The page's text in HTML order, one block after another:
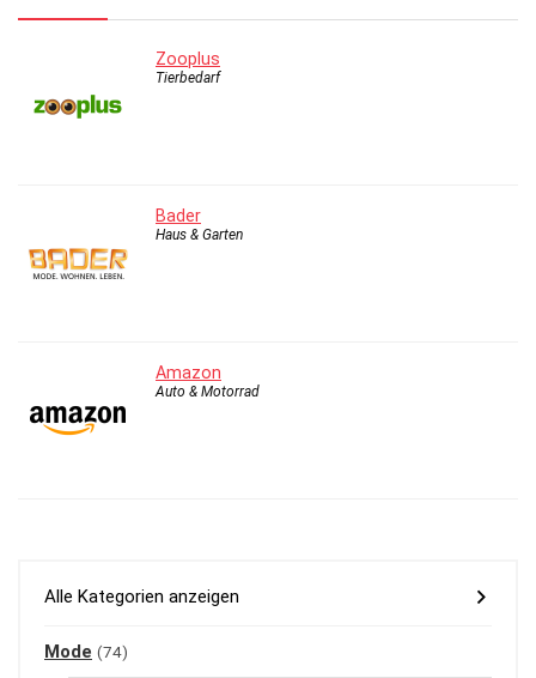
Zooplus
Tierbedarf
Bader
Haus & Garten
Amazon
Auto & Motorrad
Alle Kategorien anzeigen
Mode (74)